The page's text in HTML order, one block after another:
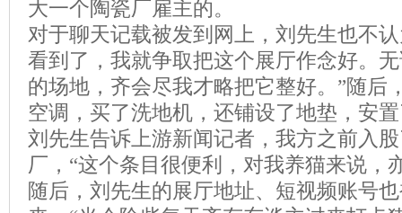
大一个陶瓷厂雇主的。
对于聊天记载被发到网上，刘先生也不
看到了，我就争取把这个展厅作念好。
的场地，齐会尽我才略把它整好。”随后
空调，买了洗地机，还铺设了地垫，安
刘先生告诉上游新闻记者，我方之前入
厂，“这个条目很便利，对我养猫来说，
随后，刘先生的展厅地址、短视频账号